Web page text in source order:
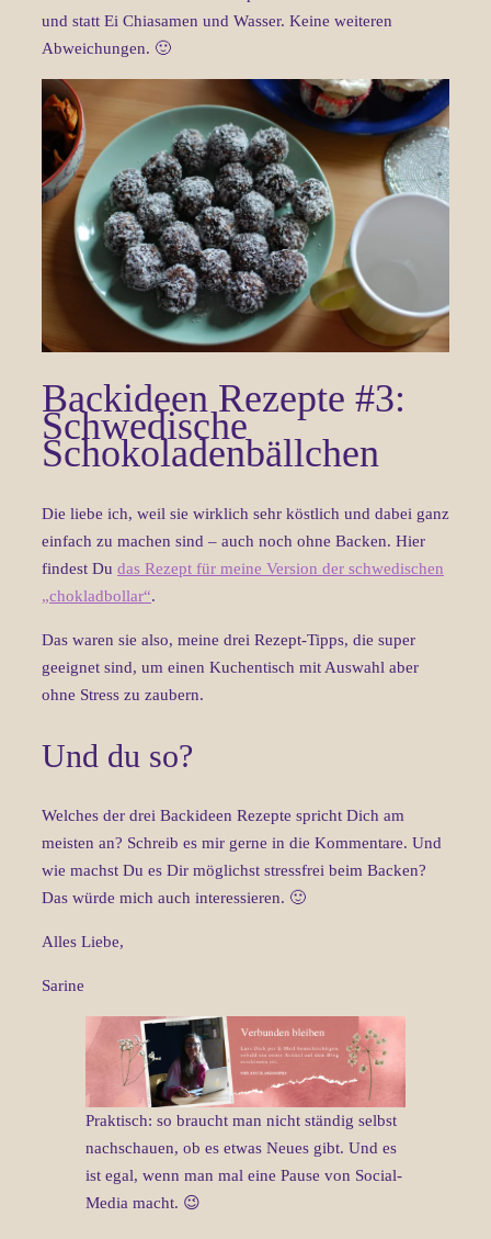
und statt Ei Chiasamen und Wasser. Keine weiteren
Abweichungen. 🙂
Backideen Rezepte #3:
Schwedische
Schokoladenbällchen
Die liebe ich, weil sie wirklich sehr köstlich und dabei ganz
einfach zu machen sind – auch noch ohne Backen. Hier
findest Du das Rezept für meine Version der schwedischen
„chokladbollar“.
Das waren sie also, meine drei Rezept-Tipps, die super
geeignet sind, um einen Kuchentisch mit Auswahl aber
ohne Stress zu zaubern.
Und du so?
Welches der drei Backideen Rezepte spricht Dich am
meisten an? Schreib es mir gerne in die Kommentare. Und
wie machst Du es Dir möglichst stressfrei beim Backen?
Das würde mich auch interessieren. 🙂
Alles Liebe,
Sarine
Praktisch: so braucht man nicht ständig selbst
nachschauen, ob es etwas Neues gibt. Und es
ist egal, wenn man mal eine Pause von Social-
Media macht. 😉